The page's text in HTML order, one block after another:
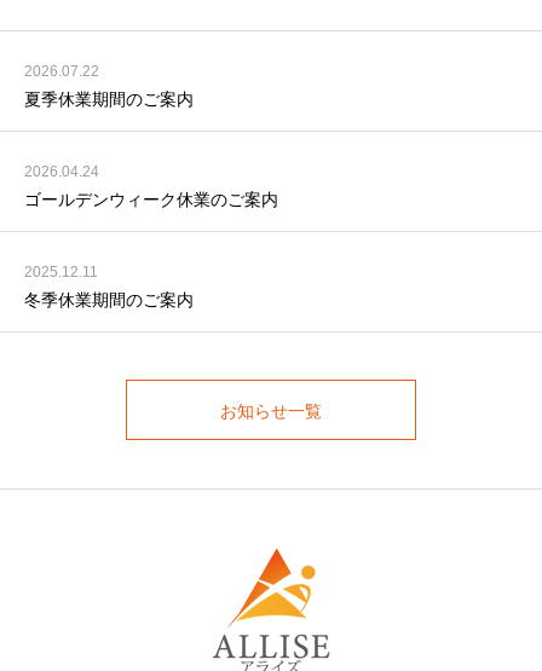
2026.07.22
夏季休業期間のご案内
2026.04.24
ゴールデンウィーク休業のご案内
2025.12.11
冬季休業期間のご案内
お知らせ一覧